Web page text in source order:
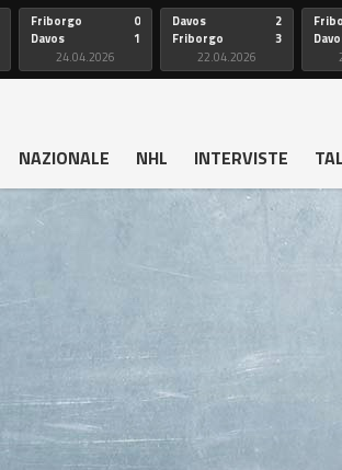
Friborgo
Davos
0
1
24.04.2026
Davos
Friborgo
2
3
22.04.2026
NAZIONALE NHL INTERVISTE